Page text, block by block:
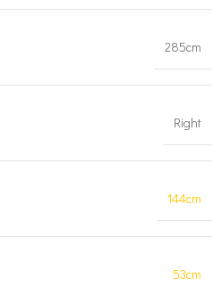
285cm
Right
144cm
53cm